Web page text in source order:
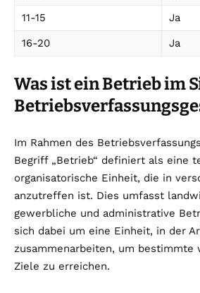
11-15
Ja
16-20
Ja
Was ist ein Betrieb im
Im Rahmen des
Begriff „Betrieb“ definiert als eine
organisatorische Einheit, die in
anzutreffen ist. Dies umfasst
gewerbliche und administrative
sich dabei um eine Einheit, in der
zusammenarbeiten, um bestimmte
Ziele zu erreichen.